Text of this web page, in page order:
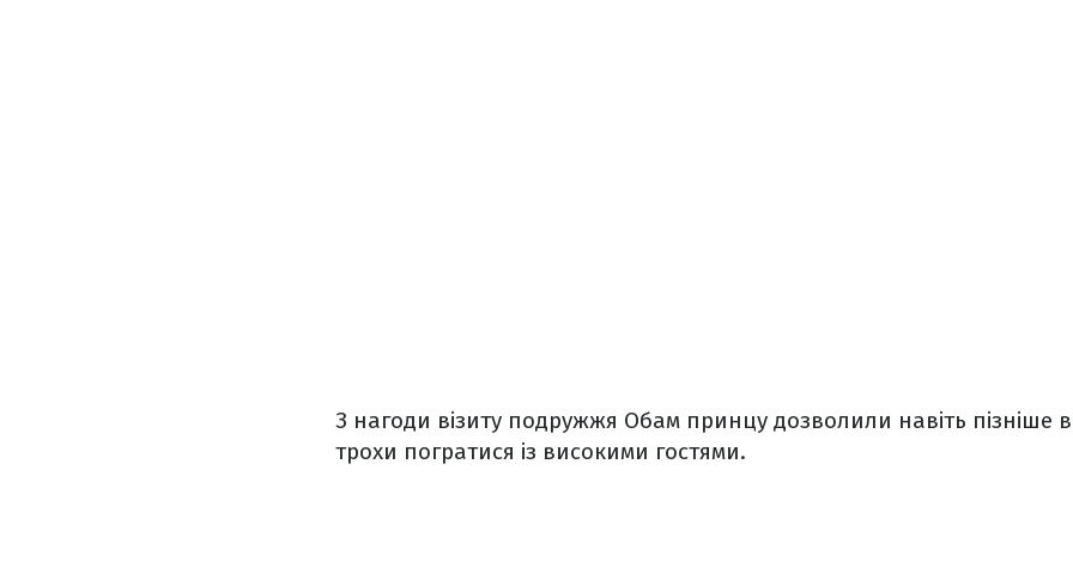
З нагоди візиту подружжя Обам принцу дозволили навіть пізніше
трохи погратися із високими гостями.